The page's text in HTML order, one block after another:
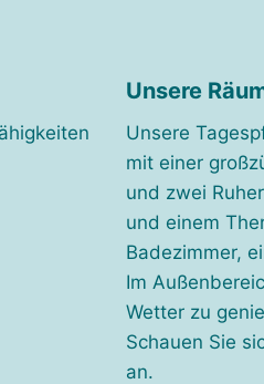
Unsere
Unsere
mit einer
und zwei
und einem
Badezimmer,
Im
Wetter zu
Schauen Sie
an.